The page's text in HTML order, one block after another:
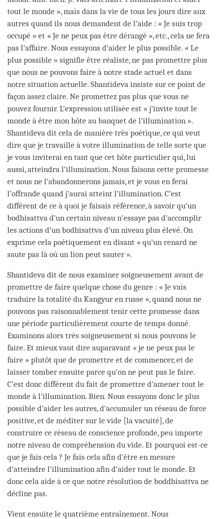
tout le monde », mais dans la vie de tous les jours dire aux
autres quand ils nous demandent de l’aide : « Je suis trop
occupé » et « Je ne peux pas être dérangé », etc., cela ne fera
pas l’affaire. Nous essayons d’aider le plus possible. « Le
plus possible » signifie être réaliste, ne pas promettre plus
que nous ne pouvons faire à notre stade actuel et dans
notre situation actuelle. Shantideva insiste sur ce point de
façon assez claire. Ne promettez pas plus que vous ne
pouvez fournir. L’expression utilisée est « j’invite tout le
monde à être mon hôte au banquet de l’illumination ».
Shantideva dit cela de manière très poétique, ce qui veut
dire que je travaille à votre illumination de telle sorte que
je vous inviterai en tant que cet hôte particulier qui, lui
aussi, atteindra l’illumination. Nous faisons cette promesse
et nous ne l’abandonnerons jamais, et je vous en ferai
l’offrande quand j’aurai atteint l’illumination. C’est
différent de ce à quoi je faisais référence, à savoir qu’un
bodhisattva d’un certain niveau n’essaye pas d’accomplir
les actions d’un bodhisattva d’un niveau plus élevé. On
exprime cela poétiquement en disant « qu’un renard ne
saute pas là où un lion peut sauter ».
Shantideva dit de nous examiner soigneusement avant de
promettre de faire quelque chose du genre : « Je vais
traduire la totalité du Kangyur en russe », quand nous ne
pouvons pas raisonnablement tenir cette promesse dans
une période particulièrement courte de temps donné.
Examinons alors très soigneusement si nous pouvons le
faire. Et mieux vaut dire auparavant « je ne peux pas le
faire » plutôt que de promettre et de commencer, et de
laisser tomber ensuite parce qu’on ne peut pas le faire.
C’est donc différent du fait de promettre d’amener tout le
monde à l’illumination. Bien. Nous essayons donc le plus
possible d’aider les autres, d’accumuler un réseau de force
positive, et de méditer sur le vide [la vacuité], de
construire ce réseau de conscience profonde, peu importe
notre niveau de compréhension du vide. Et pourquoi est-ce
que je fais cela ? Je fais cela afin d’être en mesure
d’atteindre l’illumination afin d’aider tout le monde. Et
donc cela aide à ce que notre résolution de boddhisattva ne
décline pas.
Vient ensuite le quatrième entraînement. Nous